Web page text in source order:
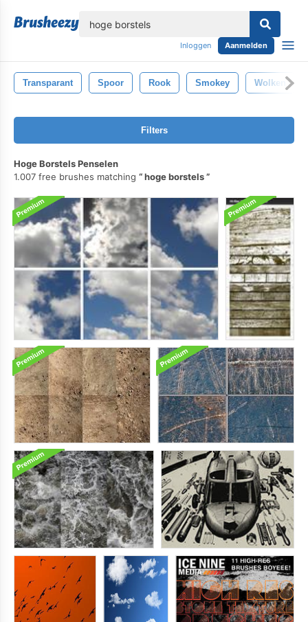
Inloggen Aanmelden
Transparant Spoor Rook Smokey Wolken
Filters
Hoge Borstels Penselen
1.007 free brushes matching
hoge borstels